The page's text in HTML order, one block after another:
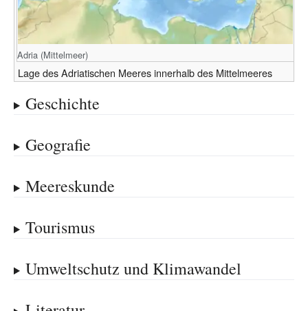
Adria (Mittelmeer)
Lage des Adriatischen Meeres innerhalb des Mittelmeeres
Geschichte
Geografie
Meereskunde
Tourismus
Umweltschutz und Klimawandel